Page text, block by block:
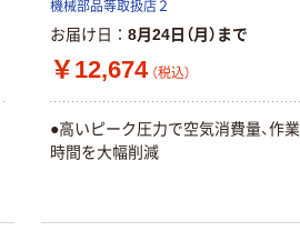
機械部品等取扱店２
お届け日 8月24日（月）まで
￥12,674 （税込）
●高いピーク圧力で空気消費量、作業
時間を大幅削減
本気プライス